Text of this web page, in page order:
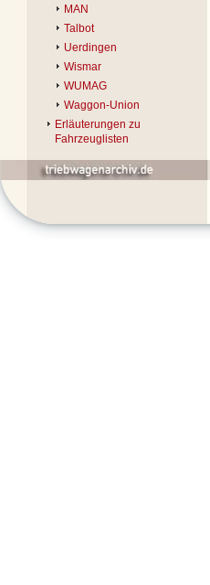
MAN
Talbot
Uerdingen
Wismar
WUMAG
Waggon-Union
Erläuterungen zu
Fahrzeuglisten